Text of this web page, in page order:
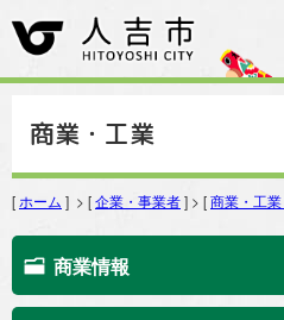
商業・工業
[ ホーム ] > [企業・事業者] > [商業・工業
商業情報